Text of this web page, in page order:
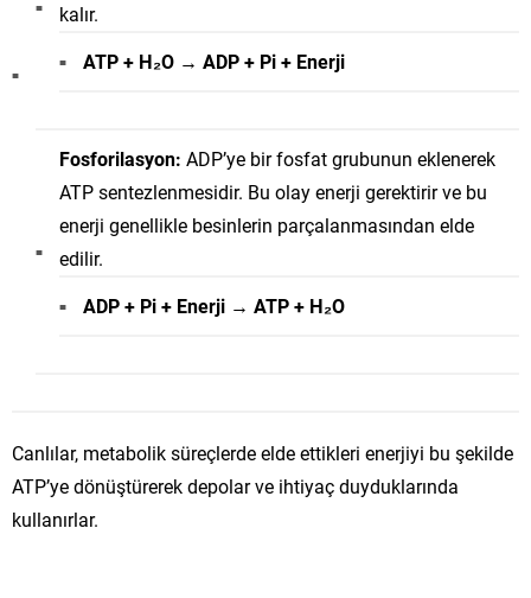
kalır.
ATP + H₂O → ADP + Pi + Enerji
Fosforilasyon: ADP’ye bir fosfat grubunun eklenerek
ATP sentezlenmesidir. Bu olay enerji gerektirir ve bu
enerji genellikle besinlerin parçalanmasından elde
edilir.
ADP + Pi + Enerji → ATP + H₂O
Canlılar, metabolik süreçlerde elde ettikleri enerjiyi bu şekilde
ATP’ye dönüştürerek depolar ve ihtiyaç duyduklarında
kullanırlar.